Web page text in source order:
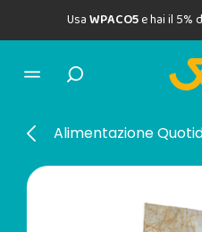
UsaWPACO5e hai il 5%
Alimentazione